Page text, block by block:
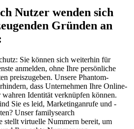
Nutzer wenden sich
Gründen an
Sie können sich weiterhin für
anmelden, ohne Ihre persönliche
preiszugeben. Unsere Phantom-
dass Unternehmen Ihre Online-
Identität verknüpfen können.
Sie es leid, Marketinganrufe und -
Unser familysearch
stellt virtuelle Nummern bereit, um